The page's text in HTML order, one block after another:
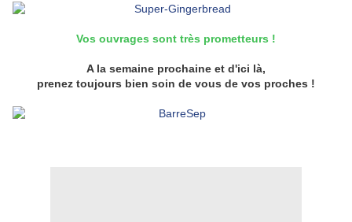
Vos ouvrages sont très prometteurs !
A la semaine prochaine et d'ici là,
prenez toujours bien soin de vous de vos proches !